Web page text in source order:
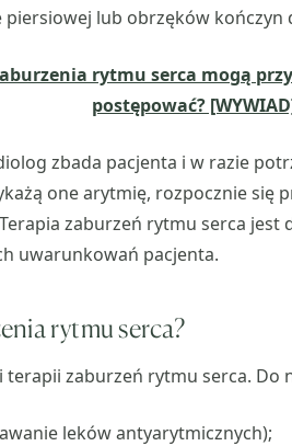
lub obrzęków kończyn
rytmu serca mogą
postępować?
zbada pacjenta i w razie
one arytmię, rozpocznie się
zaburzeń rytmu serca
uwarunkowań pacjenta.
rytmu serca?
zaburzeń rytmu serca. Do
leków antyarytmicznych);